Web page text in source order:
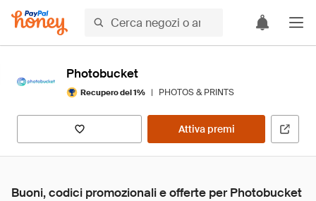
Photobucket
Recupero del 1% | PHOTOS & PRINTS
Attiva premi
Buoni, codici promozionali e offerte per Photobucket